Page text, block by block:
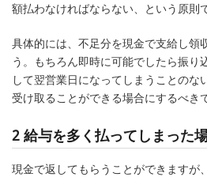
額払わなければならない、という原則
具体的には、不足分を現金で支給し領
う。もちろん即時に可能でしたら振り
して翌営業日になってしまうことのな
受け取ることができる場合にするべき
2 給与を多く払ってしまった
現金で返してもらうことができますが